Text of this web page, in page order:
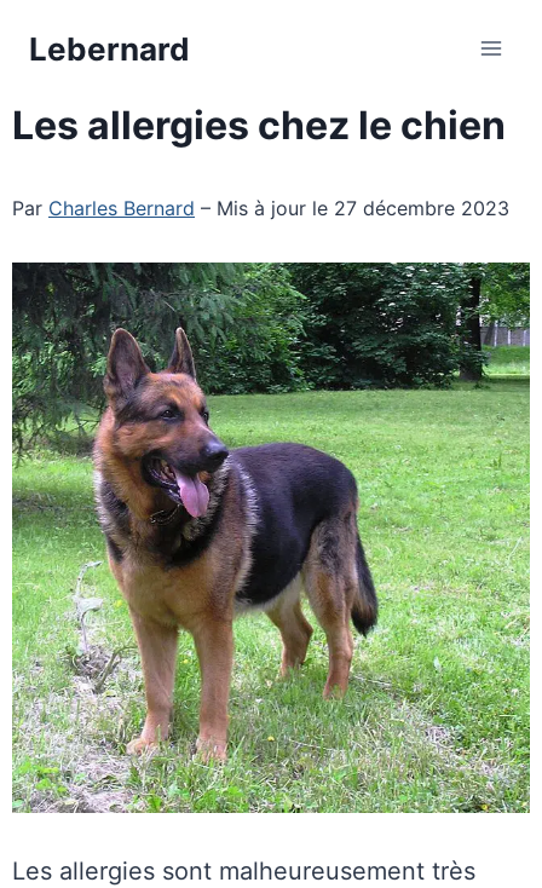
Lebernard
Les allergies chez le chien
Par Charles Bernard – Mis à jour le 27 décembre 2023
Les allergies sont malheureusement très